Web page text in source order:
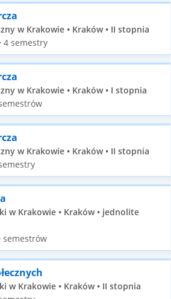
w Krakowie • Kraków • II stopnia
4 semestry
w Krakowie • Kraków • I stopnia
w Krakowie • Kraków • II stopnia
w Krakowie • Kraków • jednolite
semestrów
w Krakowie • Kraków • II stopnia